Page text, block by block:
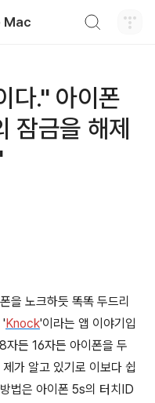
Mac
다." 아이폰
잠금을 해제
을 노크하듯 똑똑 두드리
'Knock'이라는 앱 이야기입
자든 16자든 아이폰을 두
가 알고 있기로 이보다 쉽
법은 아이폰 5s의 터치ID